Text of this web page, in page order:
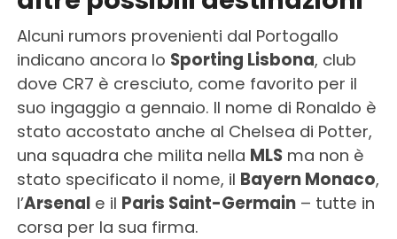
Alcuni rumors provenienti dal Portogallo
indicano ancora lo Sporting Lisbona, club
dove CR7 è cresciuto, come favorito per il
suo ingaggio a gennaio. Il nome di Ronaldo è
stato accostato anche al Chelsea di Potter,
una squadra che milita nella MLSma non è
stato specificato il nome, il Bayern Monaco,
l’Arsenale il Paris Saint-Germain– tutte in
corsa per la sua firma.